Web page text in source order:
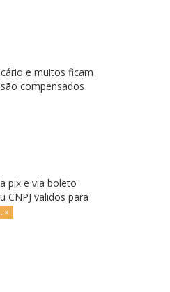
e muitos ficam
compensados
pix e via boleto
validos para
»